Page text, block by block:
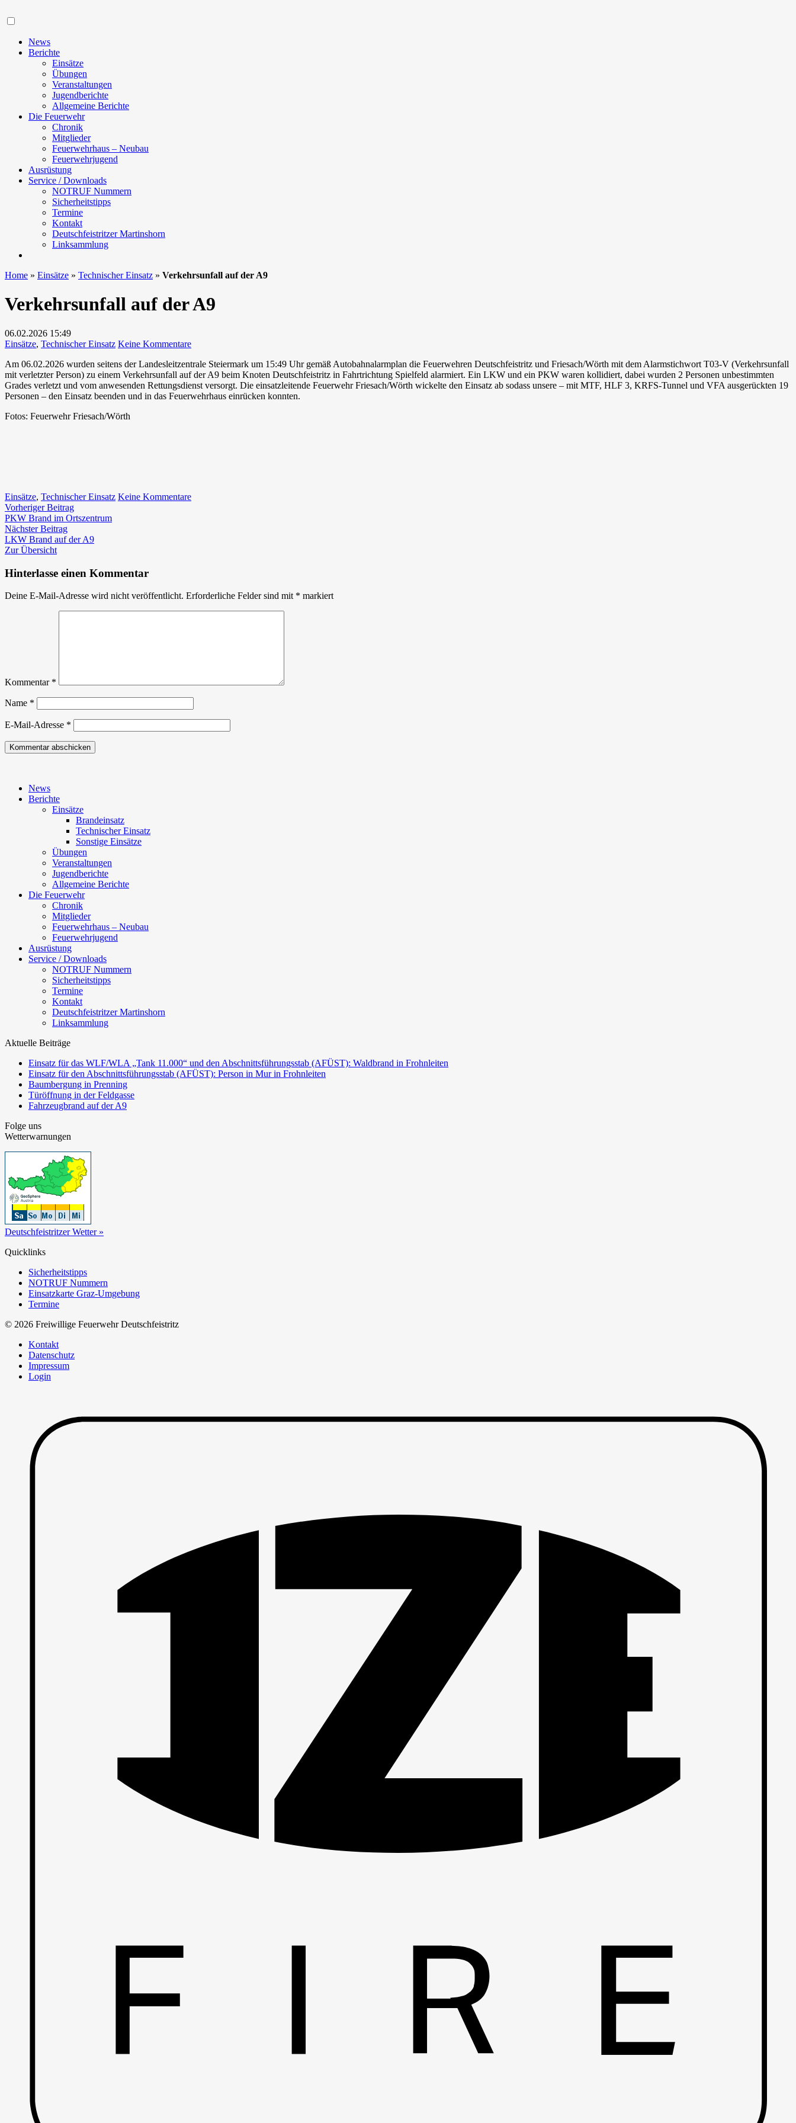
News
Berichte
Einsätze
Übungen
Veranstaltungen
Jugendberichte
Allgemeine Berichte
Die Feuerwehr
Chronik
Mitglieder
Feuerwehrhaus – Neubau
Feuerwehrjugend
Ausrüstung
Service / Downloads
NOTRUF Nummern
Sicherheitstipps
Termine
Kontakt
Deutschfeistritzer Martinshorn
Linksammlung
Home » Einsätze » Technischer Einsatz » Verkehrsunfall auf der A9
Verkehrsunfall auf der A9
06.02.2026 15:49
Einsätze, Technischer Einsatz Keine Kommentarezu
auf
der
A9
Am 06.02.2026 wurden seitens der Landesleitzentrale Steiermark um 15:49 Uhr gemäß Autobahnalarmplan die Feuerwehren Deutschfeistritz und Friesach/Wörth mit dem Alarmstichwort T03-V (Verkehrsunfall
mit verletzter Person) zu einem Verkehrsunfall auf der A9 beim Knoten Deutschfeistritz in Fahrtrichtung Spielfeld alarmiert. Ein LKW und ein PKW waren kollidiert, dabei wurden 2 Personen unbestimmten
Grades verletzt und vom anwesenden Rettungsdienst versorgt. Die einsatzleitende Feuerwehr Friesach/Wörth wickelte den Einsatz ab sodass unsere – mit MTF, HLF 3, KRFS-Tunnel und VFA ausgerückten 19
Personen – den Einsatz beenden und in das Feuerwehrhaus einrücken konnten.
Fotos: Feuerwehr Friesach/Wörth
Einsätze, Technischer Einsatz Keine Kommentarezu
Beitragsnavigation
Vorheriger BeitragVorheriger
Beitrag:
PKW Brand im Ortszentrum
Nächster BeitragNächster
Beitrag:
LKW Brand auf der A9
Zur Übersicht
Hinterlasse einen Kommentar
Deine E-Mail-Adresse wird nicht veröffentlicht. Erforderliche Felder sind mit * markiert
Kommentar *
Name *
E-Mail-Adresse *
News
Berichte
Einsätze
Brandeinsatz
Technischer Einsatz
Sonstige Einsätze
Übungen
Veranstaltungen
Jugendberichte
Allgemeine Berichte
Die Feuerwehr
Chronik
Mitglieder
Feuerwehrhaus – Neubau
Feuerwehrjugend
Ausrüstung
Service / Downloads
NOTRUF Nummern
Sicherheitstipps
Termine
Kontakt
Deutschfeistritzer Martinshorn
Linksammlung
Aktuelle Beiträge
Einsatz für das WLF/WLA „Tank 11.000“ und den Abschnittsführungsstab (AFÜST): Waldbrand in Frohnleiten
Einsatz für den Abschnittsführungsstab (AFÜST): Person in Mur in Frohnleiten
Baumbergung in Prenning
Türöffnung in der Feldgasse
Fahrzeugbrand auf der A9
Folge uns
Wetterwarnungen
Deutschfeistritzer Wetter »
Quicklinks
Sicherheitstipps
NOTRUF Nummern
Einsatzkarte Graz-Umgebung
Termine
© 2026 Freiwillige Feuerwehr Deutschfeistritz
Kontakt
Datenschutz
Impressum
Login